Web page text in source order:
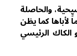
مسيحية، والحاصلة
كما يظن
الرئيسي